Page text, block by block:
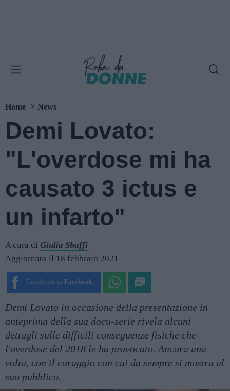
Home News
Demi Lovato:
"L'overdose mi ha
causato 3 ictus e
un infarto"
A cura di Giulia Sbaffi
Aggiornato il 18 febbraio 2021
Condividi su Facebook
Demi Lovato in occasione della presentazione in
anteprima della sua docu-serie rivela alcuni
dettagli sulle difficili conseguenze fisiche che
l'overdose del 2018 le ha provocato. Ancora una
volta, con il coraggio con cui da sempre si mostra al
suo pubblico.